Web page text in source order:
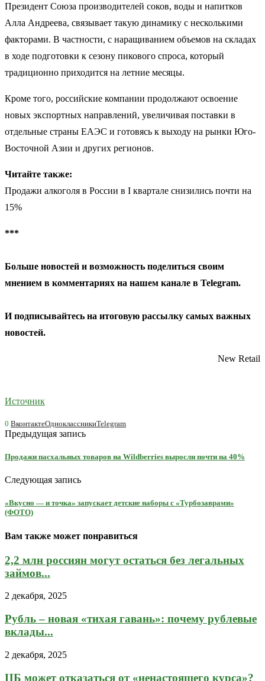
Президент Союза производителей соков, воды и напитков
Алла Андреева, связывает такую динамику с несколькими
факторами. В частности, с наращиванием объемов на складах
в ходе подготовки к сезону пикового спроса, который
традиционно приходится на летние месяцы.
Кроме того, российские компании продолжают освоение
новых экспортных направлений, увеличивая поставки в
отдельные страны ЕАЭС и готовясь к выходу на рынки Юго-
Восточной Азии и других регионов.
Читайте также:
Продажи алкоголя в России в I квартале снизились почти на
15%
***
Больше новостей и возможность поделиться своим
мнением в комментариях на нашем канале в Telegram.
Иподписывайтесь на итоговую рассылку самых важных
новостей.
New Retail
Источник
0 ВконтактеОдноклассникиTelegram
Предыдущая запись
Продажи пасхальных товаров на Wildberries выросли почти на 40%
Следующая запись
«Вкусно — и точка» запускает детские наборы с «Турбозаврами»
(ФОТО)
Вам также может понравиться
2,2 млн россиян могут остаться без легальных
займов...
2 декабря, 2025
Рубль – новая «тихая гавань»: почему рублевые
вклады...
2 декабря, 2025
ЦБ может отказаться от «ненастоящего курса»?